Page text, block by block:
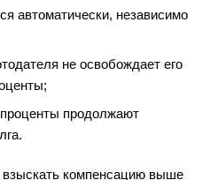
автоматически, независимо
не освобождает его
продолжают
компенсацию выше